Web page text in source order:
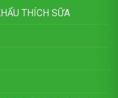
THÍCH SỮA